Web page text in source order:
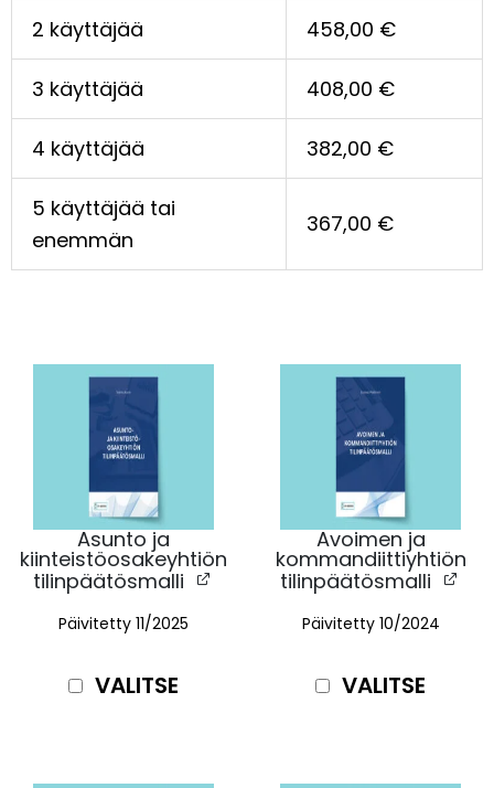
2 käyttäjää 458,00 €
3 käyttäjää 408,00 €
4 käyttäjää 382,00 €
5 käyttäjää tai
enemmän
367,00 €
Asunto ja
kiinteistöosakeyhtiön
tilinpäätösmalli
Päivitetty 11/2025
VALITSE
Avoimen ja
kommandiittiyhtiön
tilinpäätösmalli
Päivitetty 10/2024
VALITSE